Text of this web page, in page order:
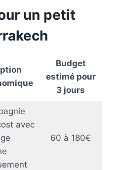
un petit
Budget
estimé pour
3 jours
avec
60 à 180€